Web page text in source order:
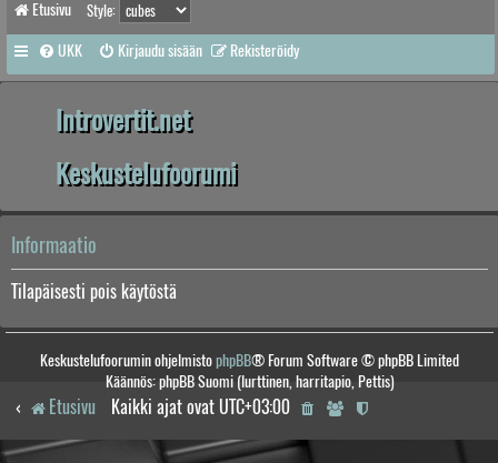
Etusivu Style:
UKK Kirjaudu sisään Rekisteröidy
Introvertit.net
Keskustelufoorumi
Informaatio
Tilapäisesti pois käytöstä
Keskustelufoorumin ohjelmistophpBB® Forum Software © phpBB Limited
Käännös: phpBB Suomi (lurttinen, harritapio, Pettis)
Etusivu Kaikki ajat ovat UTC+03:00